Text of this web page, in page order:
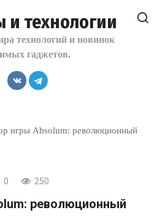
и технологии
технологий и новинок
гаджетов.
игры Absolum: революционный
0 250
революционный